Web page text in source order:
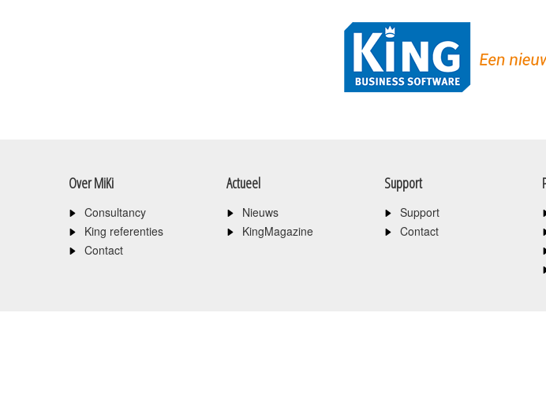
Over MiKi
Consultancy
King referenties
Contact
Actueel
Nieuws
KingMagazine
Support
Support
Contact